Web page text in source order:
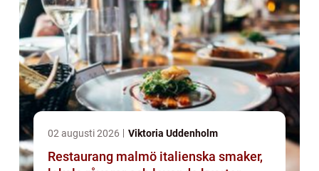
02 augusti 2026 Viktoria Uddenholm
Restaurang malmö italienska smaker,